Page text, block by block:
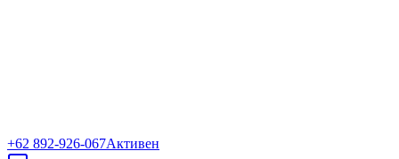
+62 892-926-067Активен